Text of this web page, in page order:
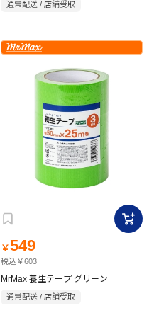
通常配送 / 店舗受取
￥549
税込￥603
MrMax 養生テープ グリーン
通常配送 / 店舗受取